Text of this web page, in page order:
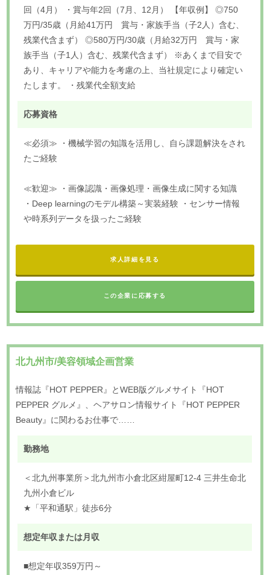
回（4月） ・賞与年2回（7月、12月） 【年収例】 ◎750
万円/35歳（月給41万円 賞与・家族手当（子2人）含む、
残業代含まず） ◎580万円/30歳（月給32万円 賞与・家
族手当（子1人）含む、残業代含まず） ※あくまで目安で
あり、キャリアや能力を考慮の上、当社規定により確定い
たします。 ・残業代全額支給
応募資格
≪必須≫ ・機械学習の知識を活用し、自ら課題解決をされ
たご経験
≪歓迎≫ ・画像認識・画像処理・画像生成に関する知識
・Deep learningのモデル構築～実装経験 ・センサー情報
や時系列データを扱ったご経験
求人詳細を見る
この企業に応募する
北九州市/美容領域企画営業
情報誌『HOT PEPPER』とWEB版グルメサイト『HOT
PEPPER グルメ』、ヘアサロン情報サイト『HOT PEPPER
Beauty』に関わるお仕事で……
勤務地
＜北九州事業所＞北九州市小倉北区紺屋町12-4 三井生命北
九州小倉ビル
★「平和通駅」徒歩6分
想定年収または月収
■想定年収359万円～